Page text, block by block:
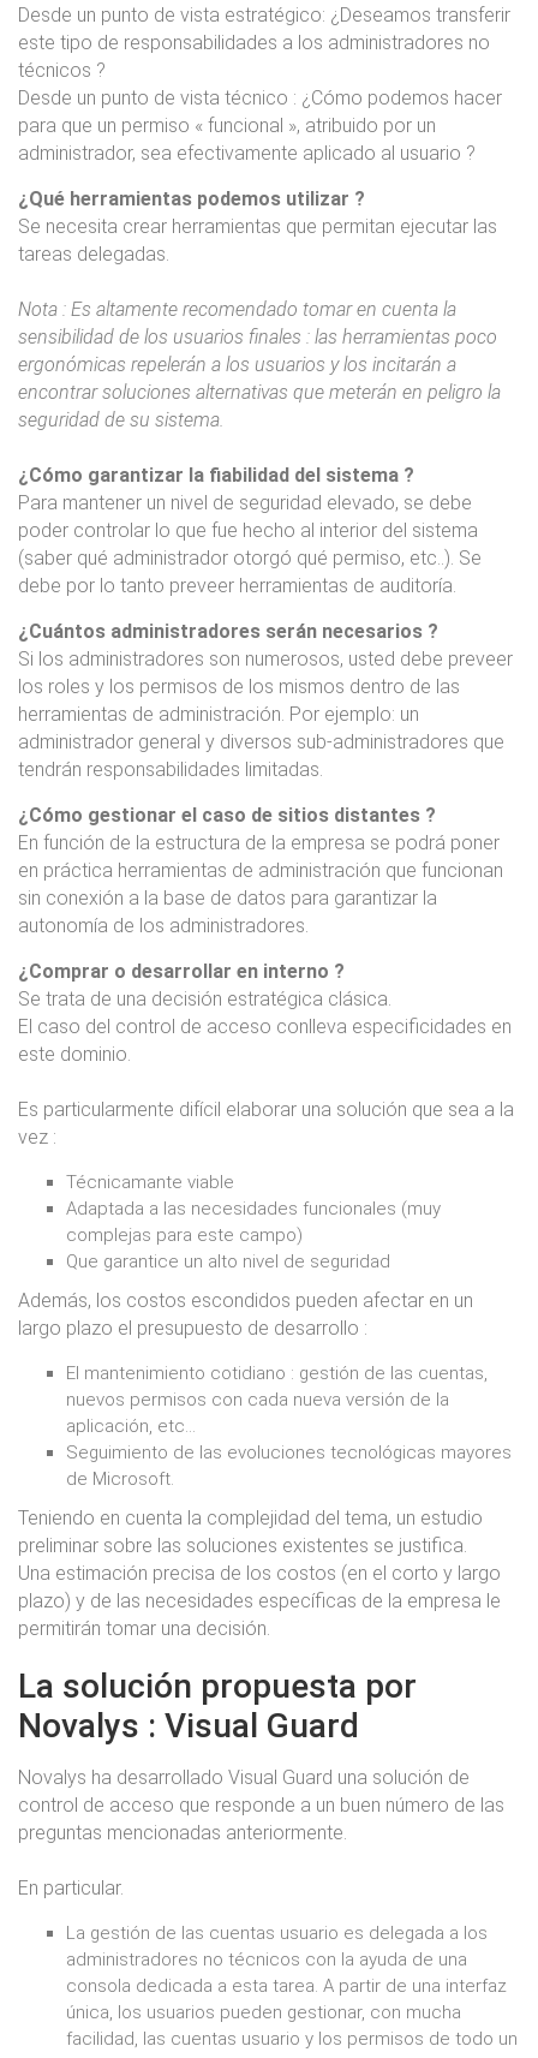
Desde un punto de vista estratégico: ¿Deseamos transferir
este tipo de responsabilidades a los administradores no
técnicos ?
Desde un punto de vista técnico : ¿Cómo podemos hacer
para que un permiso « funcional », atribuido por un
administrador, sea efectivamente aplicado al usuario ?
¿Qué herramientas podemos utilizar ?
Se necesita crear herramientas que permitan ejecutar las
tareas delegadas.
Nota : Es altamente recomendado tomar en cuenta la
sensibilidad de los usuarios finales : las herramientas poco
ergonómicas repelerán a los usuarios y los incitarán a
encontrar soluciones alternativas que meterán en peligro la
seguridad de su sistema.
¿Cómo garantizar la fiabilidad del sistema ?
Para mantener un nivel de seguridad elevado, se debe
poder controlar lo que fue hecho al interior del sistema
(saber qué administrador otorgó qué permiso, etc..). Se
debe por lo tanto preveer herramientas de auditoría.
¿Cuántos administradores serán necesarios ?
Si los administradores son numerosos, usted debe preveer
los roles y los permisos de los mismos dentro de las
herramientas de administración. Por ejemplo: un
administrador general y diversos sub-administradores que
tendrán responsabilidades limitadas.
¿Cómo gestionar el caso de sitios distantes ?
En función de la estructura de la empresa se podrá poner
en práctica herramientas de administración que funcionan
sin conexión a la base de datos para garantizar la
autonomía de los administradores.
¿Comprar o desarrollar en interno ?
Se trata de una decisión estratégica clásica.
El caso del control de acceso conlleva especificidades en
este dominio.
Es particularmente difícil elaborar una solución que sea a la
vez :
Técnicamante viable
Adaptada a las necesidades funcionales (muy
complejas para este campo)
Que garantice un alto nivel de seguridad
Además, los costos escondidos pueden afectar en un
largo plazo el presupuesto de desarrollo :
El mantenimiento cotidiano : gestión de las cuentas,
nuevos permisos con cada nueva versión de la
aplicación, etc…
Seguimiento de las evoluciones tecnológicas mayores
de Microsoft.
Teniendo en cuenta la complejidad del tema, un estudio
preliminar sobre las soluciones existentes se justifica.
Una estimación precisa de los costos (en el corto y largo
plazo) y de las necesidades específicas de la empresa le
permitirán tomar una decisión.
La solución propuesta por
Novalys : Visual Guard
Novalys ha desarrollado Visual Guard una solución de
control de acceso que responde a un buen número de las
preguntas mencionadas anteriormente.
En particular.
La gestión de las cuentas usuario es delegada a los
administradores no técnicos con la ayuda de una
consola dedicada a esta tarea. A partir de una interfaz
única, los usuarios pueden gestionar, con mucha
facilidad, las cuentas usuario y los permisos de todo un